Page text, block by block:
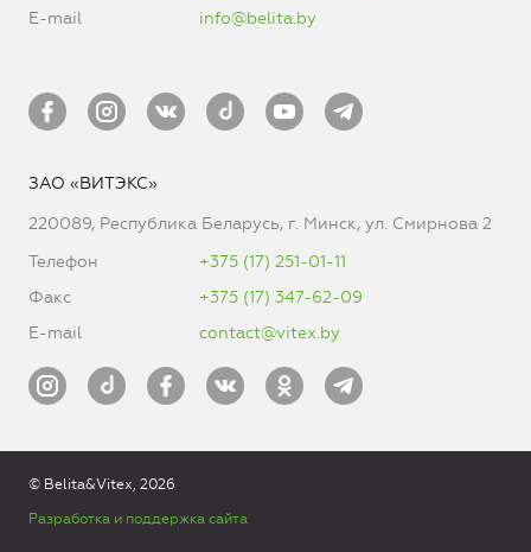
E-mail
info@belita.by
ЗАО «ВИТЭКС»
220089, Республика Беларусь, г. Минск, ул. Смирнова 2
Телефон
+375 (17) 251-01-11
Факс
+375 (17) 347-62-09
E-mail
contact@vitex.by
© Belita&Vitex, 2026
Разработка и поддержка сайта